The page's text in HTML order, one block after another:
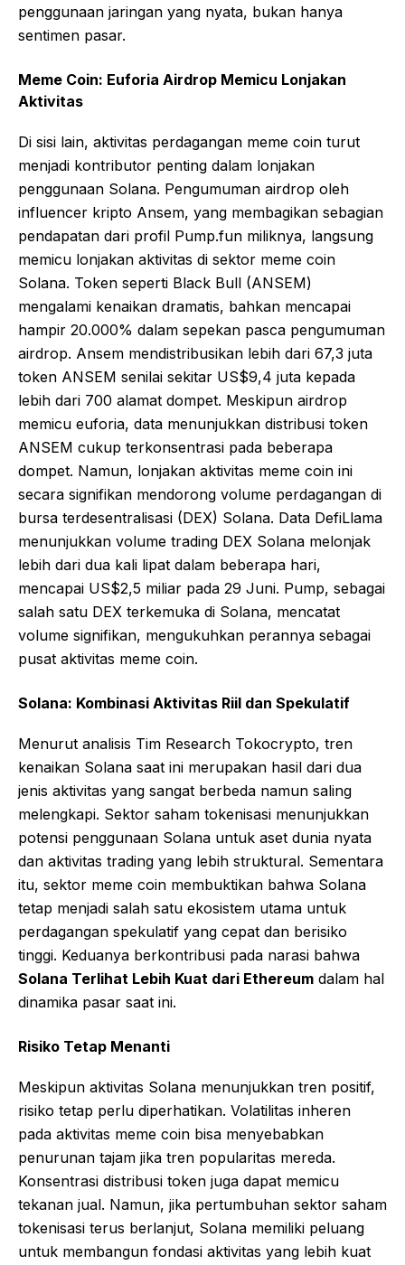
penggunaan jaringan yang nyata, bukan hanya
sentimen pasar.
Meme Coin: Euforia Airdrop Memicu Lonjakan
Aktivitas
Di sisi lain, aktivitas perdagangan meme coin turut
menjadi kontributor penting dalam lonjakan
penggunaan Solana. Pengumuman airdrop oleh
influencer kripto Ansem, yang membagikan sebagian
pendapatan dari profil Pump.fun miliknya, langsung
memicu lonjakan aktivitas di sektor meme coin
Solana. Token seperti Black Bull (ANSEM)
mengalami kenaikan dramatis, bahkan mencapai
hampir 20.000% dalam sepekan pasca pengumuman
airdrop. Ansem mendistribusikan lebih dari 67,3 juta
token ANSEM senilai sekitar US$9,4 juta kepada
lebih dari 700 alamat dompet. Meskipun airdrop
memicu euforia, data menunjukkan distribusi token
ANSEM cukup terkonsentrasi pada beberapa
dompet. Namun, lonjakan aktivitas meme coin ini
secara signifikan mendorong volume perdagangan di
bursa terdesentralisasi (DEX) Solana. Data DefiLlama
menunjukkan volume trading DEX Solana melonjak
lebih dari dua kali lipat dalam beberapa hari,
mencapai US$2,5 miliar pada 29 Juni. Pump, sebagai
salah satu DEX terkemuka di Solana, mencatat
volume signifikan, mengukuhkan perannya sebagai
pusat aktivitas meme coin.
Solana: Kombinasi Aktivitas Riil dan Spekulatif
Menurut analisis Tim Research Tokocrypto, tren
kenaikan Solana saat ini merupakan hasil dari dua
jenis aktivitas yang sangat berbeda namun saling
melengkapi. Sektor saham tokenisasi menunjukkan
potensi penggunaan Solana untuk aset dunia nyata
dan aktivitas trading yang lebih struktural. Sementara
itu, sektor meme coin membuktikan bahwa Solana
tetap menjadi salah satu ekosistem utama untuk
perdagangan spekulatif yang cepat dan berisiko
tinggi. Keduanya berkontribusi pada narasi bahwa
Solana Terlihat Lebih Kuat dari Ethereum dalam hal
dinamika pasar saat ini.
Risiko Tetap Menanti
Meskipun aktivitas Solana menunjukkan tren positif,
risiko tetap perlu diperhatikan. Volatilitas inheren
pada aktivitas meme coin bisa menyebabkan
penurunan tajam jika tren popularitas mereda.
Konsentrasi distribusi token juga dapat memicu
tekanan jual. Namun, jika pertumbuhan sektor saham
tokenisasi terus berlanjut, Solana memiliki peluang
untuk membangun fondasi aktivitas yang lebih kuat